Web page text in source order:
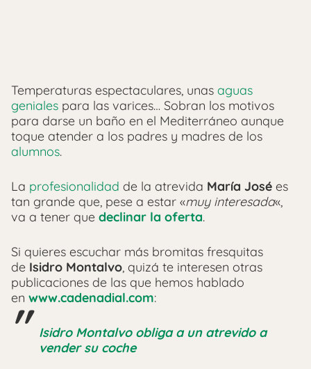
Temperaturas espectaculares, unas aguas
geniales para las varices… Sobran los motivos
para darse un baño en el Mediterráneo aunque
toque atender a los padres y madres de los
alumnos.
La profesionalidad de la atrevida María José es
tan grande que, pese a estar «muy interesada«,
va a tener que declinar la oferta.
Si quieres escuchar más bromitas fresquitas
de Isidro Montalvo, quizá te interesen otras
publicaciones de las que hemos hablado
en www.cadenadial.com:
Isidro Montalvo obliga a un atrevido a
vender su coche